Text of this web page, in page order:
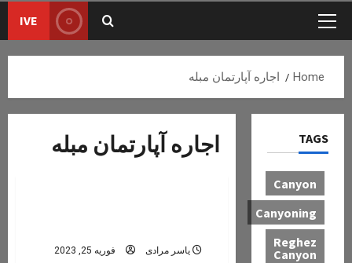
Primary
IVE
Home اجاره آپارتمان مبله
اجاره آپارتمان مبله
یاسر مرادی فوریه 25, 2023
TAGS
Canyon
Canyoning
Reghez
Canyon